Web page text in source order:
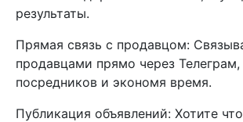
результаты.
Прямая связь с продавцом:
продавцами прямо через
посредников и экономя время.
Публикация объявлений: Хотите